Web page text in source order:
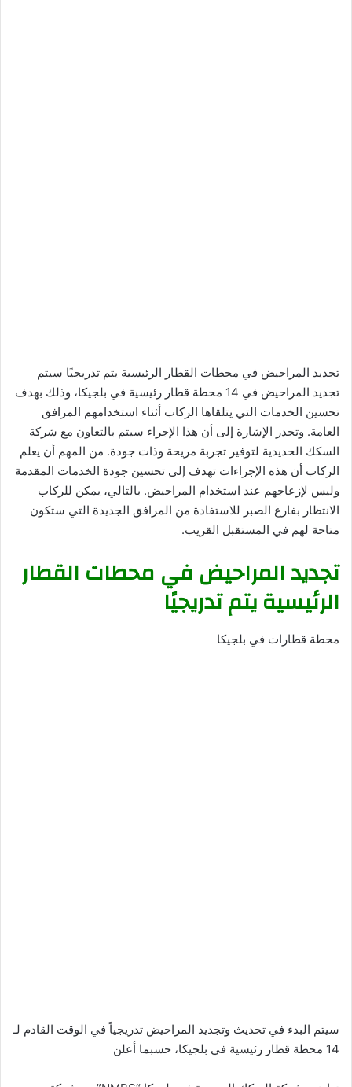
تجديد المراحيض في محطات القطار الرئيسية يتم تدريجيًا سيتم
تجديد المراحيض في 14 محطة قطار رئيسية في بلجيكا، وذلك بهدف
تحسين الخدمات التي يتلقاها الركاب أثناء استخدامهم المرافق
العامة. وتجدر الإشارة إلى أن هذا الإجراء سيتم بالتعاون مع شركة
السكك الحديدية لتوفير تجربة مريحة وذات جودة. من المهم أن يعلم
الركاب أن هذه الإجراءات تهدف إلى تحسين جودة الخدمات المقدمة
وليس لإزعاجهم عند استخدام المراحيض. بالتالي، يمكن للركاب
الانتظار بفارغ الصبر للاستفادة من المرافق الجديدة التي ستكون
متاحة لهم في المستقبل القريب.
تجديد المراحيض في محطات القطار
الرئيسية يتم تدريجيًا
محطة قطارات في بلجيكا
سيتم البدء في تحديث وتجديد المراحيض تدريجياً في الوقت القادم لـ
14 محطة قطار رئيسية في بلجيكا، حسبما أعلن